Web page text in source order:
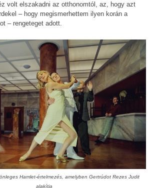
volt elszakadni az otthonomtól, az, hogy azt
– hogy megismerhettem ilyen korán a
– rengeteget adott.
Hamlet-értelmezés, amelyben Gertrúdot Rezes Judit
alakítja